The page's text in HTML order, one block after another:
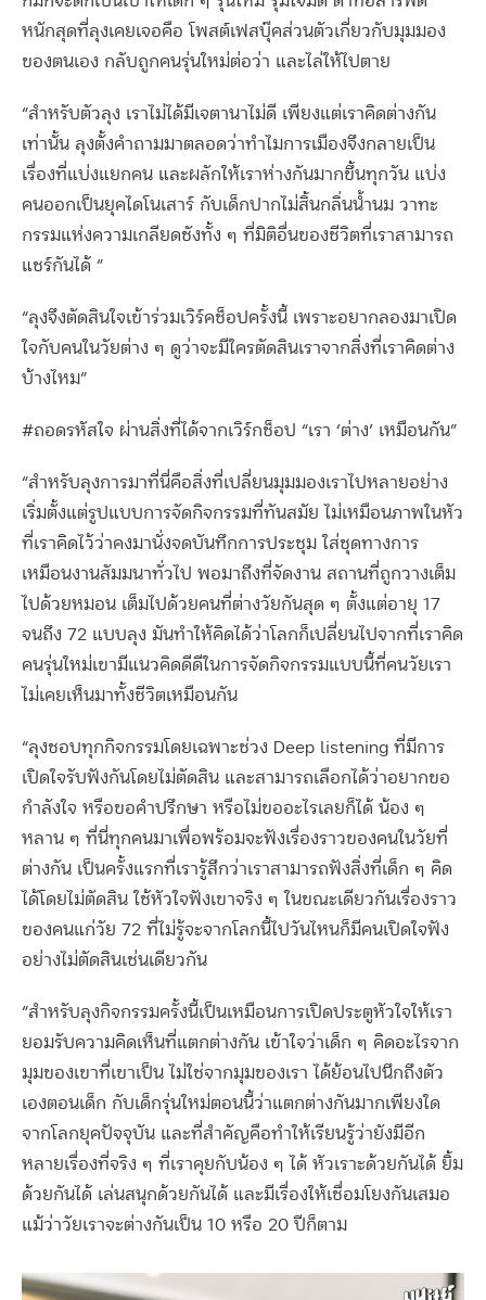
หนักสุดที่ลุงเคยเจอคือ โพสต์เฟสบุ๊คส่วนตัวเกี่ยวกับมุมมอง
ของตนเอง กลับถูกคนรุ่นใหม่ต่อว่า และไล่ให้ไปตาย
“สำหรับตัวลุง เราไม่ได้มีเจตานาไม่ดี เพียงแต่เราคิดต่างกัน
เท่านั้น ลุงตั้งคำถามมาตลอดว่าทำไมการเมืองจึงกลายเป็น
เรื่องที่แบ่งแยกคน และผลักให้เราห่างกันมากขึ้นทุกวัน แบ่ง
คนออกเป็นยุคไดโนเสาร์ กับเด็กปากไม่สิ้นกลิ่นน้ำนม วาทะ
กรรมแห่งความเกลียดชังทั้ง ๆ ที่มิติอื่นของชีวิตที่เราสามารถ
แชร์กันได้ ”
“ลุงจึงตัดสินใจเข้าร่วมเวิร์คช็อปครั้งนี้ เพราะอยากลองมาเปิด
ใจกับคนในวัยต่าง ๆ ดูว่าจะมีใครตัดสินเราจากสิ่งที่เราคิดต่าง
บ้างไหม”
#ถอดรหัสใจ ผ่านสิ่งที่ได้จากเวิร์กช็อป “เรา ‘ต่าง’ เหมือนกัน”
“สำหรับลุงการมาที่นี่คือสิ่งที่เปลี่ยนมุมมองเราไปหลายอย่าง
เริ่มตั้งแต่รูปแบบการจัดกิจกรรมที่ทันสมัย ไม่เหมือนภาพในหัว
ที่เราคิดไว้ว่าคงมานั่งจดบันทึกการประชุม ใส่ชุดทางการ
เหมือนงานสัมมนาทั่วไป พอมาถึงที่จัดงาน สถานที่ถูกวางเต็ม
ไปด้วยหมอน เต็มไปด้วยคนที่ต่างวัยกันสุด ๆ ตั้งแต่อายุ 17
จนถึง 72 แบบลุง มันทำให้คิดได้ว่าโลกก็เปลี่ยนไปจากที่เราคิด
คนรุ่นใหม่เขามีแนวคิดดีดีในการจัดกิจกรรมแบบนี้ที่คนวัยเรา
ไม่เคยเห็นมาทั้งชีวิตเหมือนกัน
“ลุงชอบทุกกิจกรรมโดยเฉพาะช่วง Deep listening ที่มีการ
เปิดใจรับฟังกันโดยไม่ตัดสิน และสามารถเลือกได้ว่าอยากขอ
กำลังใจ หรือขอคำปรึกษา หรือไม่ขออะไรเลยก็ได้ น้อง ๆ
หลาน ๆ ที่นี่ทุกคนมาเพื่อพร้อมจะฟังเรื่องราวของคนในวัยที่
ต่างกัน เป็นครั้งแรกที่เรารู้สึกว่าเราสามารถฟังสิ่งที่เด็ก ๆ คิด
ได้โดยไม่ตัดสิน ใช้หัวใจฟังเขาจริง ๆ ในขณะเดียวกันเรื่องราว
ของคนแก่วัย 72 ที่ไม่รู้จะจากโลกนี้ไปวันไหนก็มีคนเปิดใจฟัง
อย่างไม่ตัดสินเช่นเดียวกัน
“สำหรับลุงกิจกรรมครั้งนี้เป็นเหมือนการเปิดประตูหัวใจให้เรา
ยอมรับความคิดเห็นที่แตกต่างกัน เข้าใจว่าเด็ก ๆ คิดอะไรจาก
มุมของเขาที่เขาเป็น ไม่ใช่จากมุมของเรา ได้ย้อนไปนึกถึงตัว
เองตอนเด็ก กับเด็กรุ่นใหม่ตอนนี้ว่าแตกต่างกันมากเพียงใด
จากโลกยุคปัจจุบัน และที่สำคัญคือทำให้เรียนรู้ว่ายังมีอีก
หลายเรื่องที่จริง ๆ ที่เราคุยกับน้อง ๆ ได้ หัวเราะด้วยกันได้ ยิ้ม
ด้วยกันได้ เล่นสนุกด้วยกันได้ และมีเรื่องให้เชื่อมโยงกันเสมอ
แม้ว่าวัยเราจะต่างกันเป็น 10 หรือ 20 ปีก็ตาม